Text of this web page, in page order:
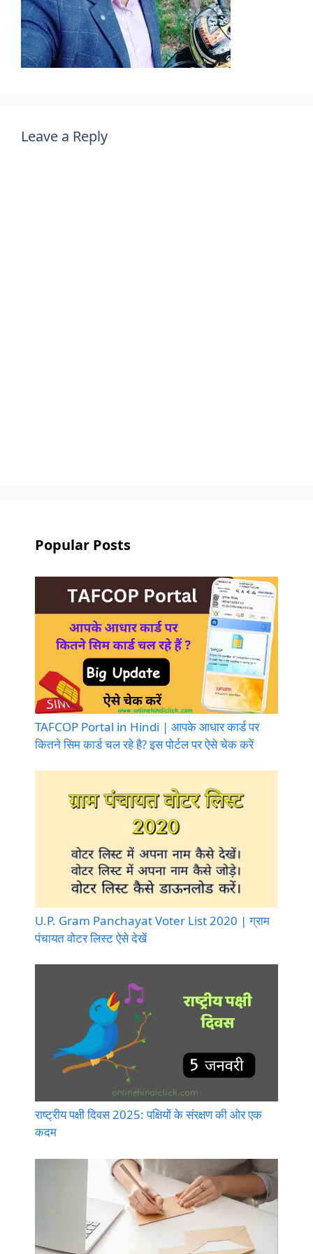
Leave a Reply
Popular Posts
TAFCOP Portal in Hindi | आपके आधार कार्ड पर
कितने सिम कार्ड चल रहे है? इस पोर्टल पर ऐसे चेक करें
U.P. Gram Panchayat Voter List 2020 | ग्राम
पंचायत वोटर लिस्ट ऐसे देखें
राष्ट्रीय पक्षी दिवस 2025: पक्षियों के संरक्षण की ओर एक
कदम